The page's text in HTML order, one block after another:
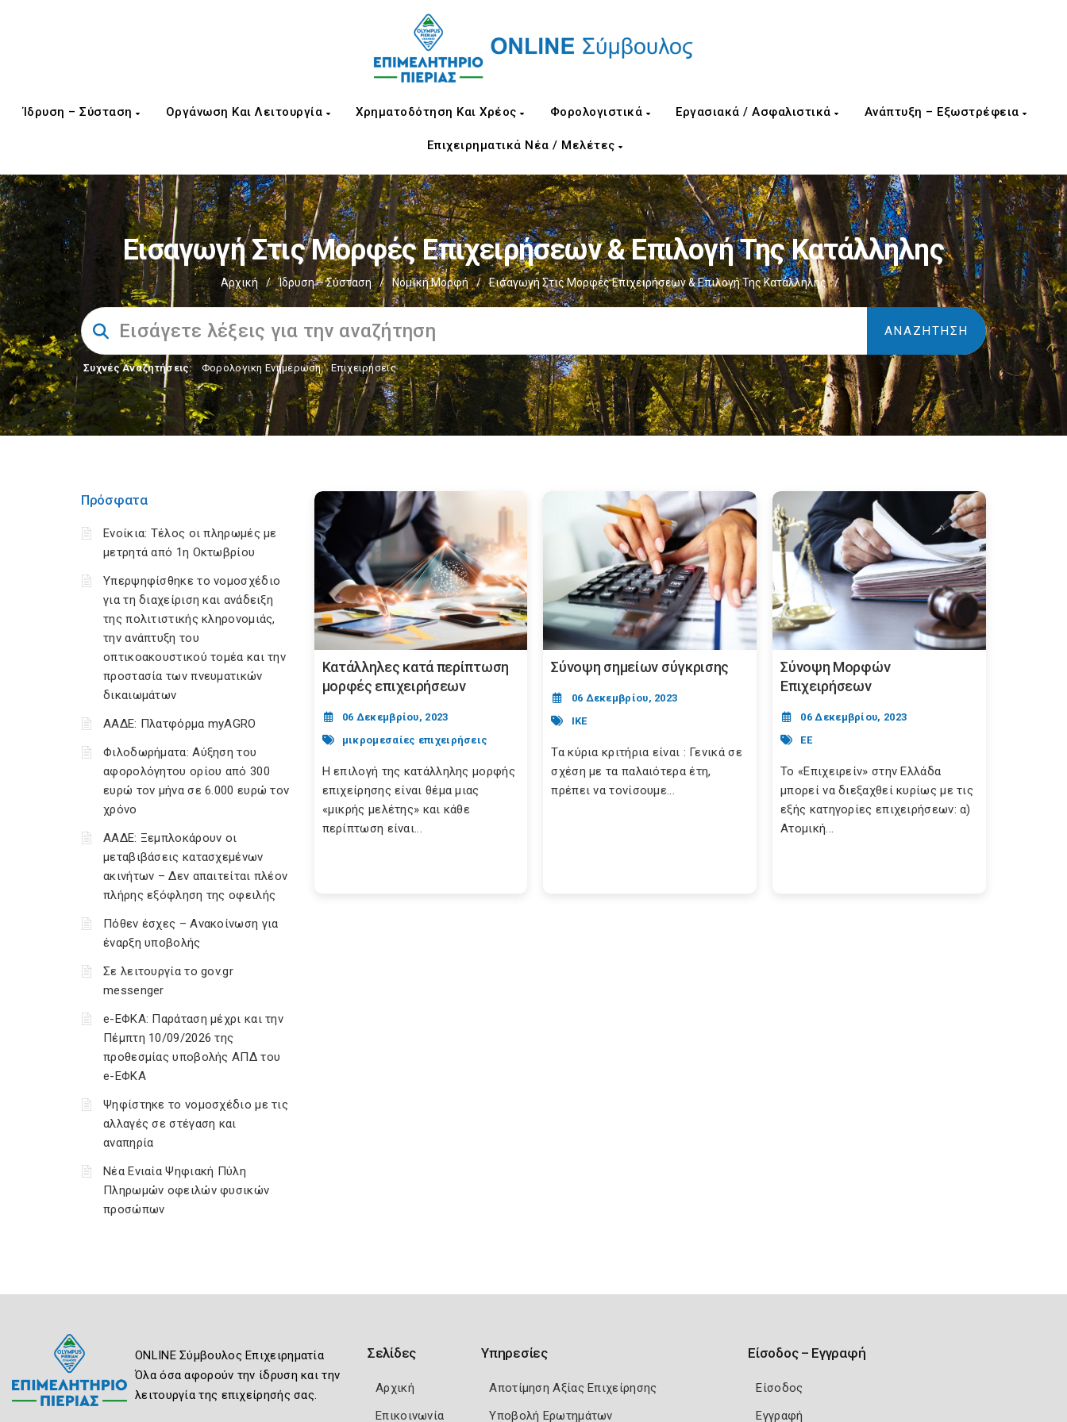
Ίδρυση – Σύσταση Οργάνωση Και Λειτουργία Χρηματοδότηση Και Χρέος Φορολογιστικά Εργασιακά / Ασφαλιστικά Ανάπτυξη – Εξωστρέφεια
Επιχειρηματικά Νέα / Μελέτες
Εισαγωγή Στις Μορφές Επιχειρήσεων & Επιλογή Της Κατάλληλης
Αρχική / Ίδρυση – Σύσταση / Νομική Μορφή / Εισαγωγή Στις Μορφές Επιχειρήσεων & Επιλογή Της Κατάλληλης /
Συχνές Αναζητήσεις: Φορολογικη Ενημέρωση, Επιχειρήσεις
Πρόσφατα
Ενοίκια: Τέλος οι πληρωμές με
μετρητά από 1η Οκτωβρίου
Υπερψηφίσθηκε το νομοσχέδιο
για τη διαχείριση και ανάδειξη
της πολιτιστικής κληρονομιάς,
την ανάπτυξη του
οπτικοακουστικού τομέα και την
προστασία των πνευματικών
δικαιωμάτων
ΑΑΔΕ: Πλατφόρμα myAGRO
Φιλοδωρήματα: Αύξηση του
αφορολόγητου ορίου από 300
ευρώ τον μήνα σε 6.000 ευρώ τον
χρόνο
ΑΑΔΕ: Ξεμπλοκάρουν οι
μεταβιβάσεις κατασχεμένων
ακινήτων – Δεν απαιτείται πλέον
πλήρης εξόφληση της οφειλής
Πόθεν έσχες – Ανακοίνωση για
έναρξη υποβολής
Σε λειτουργία το gov.gr
messenger
e-ΕΦΚΑ: Παράταση μέχρι και την
Πέμπτη 10/09/2026 της
προθεσμίας υποβολής ΑΠΔ του
e-ΕΦΚΑ
Ψηφίστηκε το νομοσχέδιο με τις
αλλαγές σε στέγαση και
αναπηρία
Νέα Ενιαία Ψηφιακή Πύλη
Πληρωμών οφειλών φυσικών
προσώπων
Κατάλληλες κατά περίπτωση
μορφές επιχειρήσεων
06 Δεκεμβρίου, 2023
μικρομεσαίες επιχειρήσεις
Η επιλογή της κατάλληλης μορφής
επιχείρησης είναι θέμα μιας
«μικρής μελέτης» και κάθε
περίπτωση είναι...
Σύνοψη σημείων σύγκρισης
06 Δεκεμβρίου, 2023
ΙΚΕ
Τα κύρια κριτήρια είναι : Γενικά σε
σχέση με τα παλαιότερα έτη,
πρέπει να τονίσουμε...
Σύνοψη Μορφών
Επιχειρήσεων
06 Δεκεμβρίου, 2023
ΕΕ
Το «Επιχειρείν» στην Ελλάδα
μπορεί να διεξαχθεί κυρίως με τις
εξής κατηγορίες επιχειρήσεων: α)
Ατομική...
ONLINE Σύμβουλος Επιχειρηματία
Όλα όσα αφορούν την ίδρυση και την
λειτουργία της επιχείρησής σας.
Σελίδες
Αρχική
Επικοινωνία
Υπηρεσίες
Αποτίμηση Αξίας Επιχείρησης
Υποβολή Ερωτημάτων
Είσοδος – Εγγραφή
Είσοδος
Εγγραφή